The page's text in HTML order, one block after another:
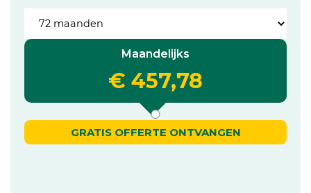
Maandelijks
€ 457,78
GRATIS OFFERTE ONTVANGEN